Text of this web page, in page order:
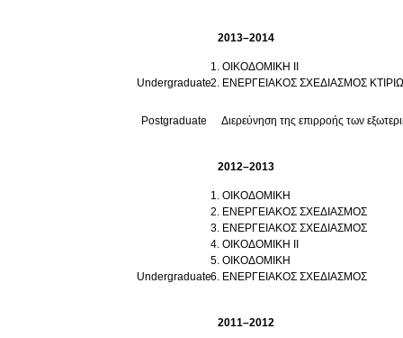
2013–2014
Undergraduate
ΟΙΚΟΔΟΜΙΚΗ ΙΙ
ΕΝΕΡΓΕΙΑΚΟΣ ΣΧΕΔΙΑΣΜΟΣ
Postgraduate Διερεύνηση της επιρροής των
2012–2013
Undergraduate
ΟΙΚΟΔΟΜΙΚΗ
ΕΝΕΡΓΕΙΑΚΟΣ ΣΧΕΔΙΑΣΜΟΣ
ΕΝΕΡΓΕΙΑΚΟΣ ΣΧΕΔΙΑΣΜΟΣ
ΟΙΚΟΔΟΜΙΚΗ II
ΟΙΚΟΔΟΜΙΚΗ
ΕΝΕΡΓΕΙΑΚΟΣ ΣΧΕΔΙΑΣΜΟΣ
2011–2012